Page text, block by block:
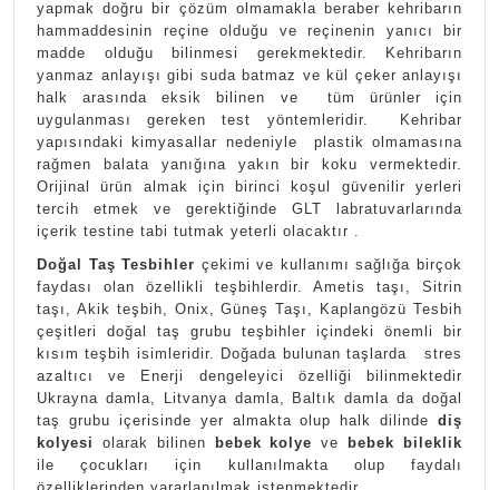
yapmak doğru bir çözüm olmamakla beraber kehribarın
hammaddesinin reçine olduğu ve reçinenin yanıcı bir
madde olduğu bilinmesi gerekmektedir. Kehribarın
yanmaz anlayışı gibi suda batmaz ve kül çeker anlayışı
halk arasında eksik bilinen ve tüm ürünler için
uygulanması gereken test yöntemleridir. Kehribar
yapısındaki kimyasallar nedeniyle plastik olmamasına
rağmen balata yanığına yakın bir koku vermektedir.
Orijinal ürün almak için birinci koşul güvenilir yerleri
tercih etmek ve gerektiğinde GLT labratuvarlarında
içerik testine tabi tutmak yeterli olacaktır .
Doğal Taş Tesbihler çekimi ve kullanımı sağlığa birçok
faydası olan özellikli teşbihlerdir. Ametis taşı, Sitrin
taşı, Akik teşbih, Onix, Güneş Taşı, Kaplangözü Tesbih
çeşitleri doğal taş grubu teşbihler içindeki önemli bir
kısım teşbih isimleridir. Doğada bulunan taşlarda stres
azaltıcı ve Enerji dengeleyici özelliği bilinmektedir
Ukrayna damla, Litvanya damla, Baltık damla da doğal
taş grubu içerisinde yer almakta olup halk dilinde diş
kolyesi
olarak bilinen bebek kolye ve
bebek bileklik
ile çocukları için kullanılmakta olup faydalı